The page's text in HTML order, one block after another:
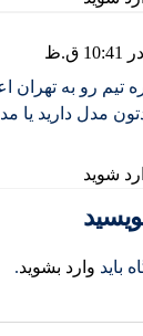
تیم رو به تهران
مدل دارید یا
شوید
باید وارد بشوید.